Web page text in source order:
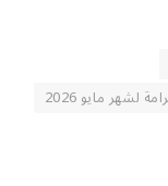
مايو 2026